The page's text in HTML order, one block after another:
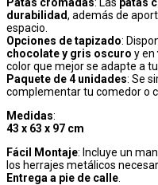
durabilidad, además de
espacio.
Opciones de tapizado:
chocolate y gris oscuro y en
color que mejor se adapte a tu
Paquete de 4 unidades: Se
complementar tu comedor o
Medidas:
43 x 63 x 97 cm
Fácil Montaje: Incluye un
los herrajes metálicos
Entrega a pie de calle